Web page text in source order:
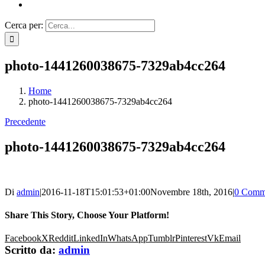
Cerca per:
photo-1441260038675-7329ab4cc264
Home
photo-1441260038675-7329ab4cc264
Precedente
photo-1441260038675-7329ab4cc264
Di admin|2016-11-18T15:01:53+01:00Novembre 18th, 2016|0
Share This Story, Choose Your Platform!
FacebookXRedditLinkedInWhatsAppTumblrPinterestVkEmail
Scritto da: admin